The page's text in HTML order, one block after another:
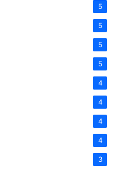
5
5
5
5
4
4
4
4
3